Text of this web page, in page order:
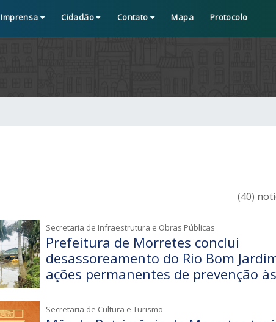
Imprensa Cidadão Contato Mapa Protocolo
(40)
Secretaria de Infraestrutura e Obras Públicas
Prefeitura de Morretes conclui
desassoreamento do Rio Bom
ações permanentes de prevenção
Secretaria de Cultura e Turismo